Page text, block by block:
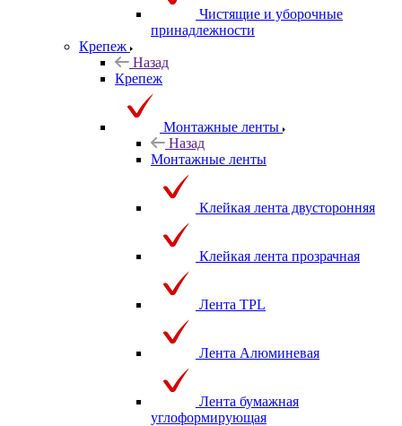
Чистящие и уборочные
принадлежности
Крепеж
Назад
Крепеж
Монтажные ленты
Назад
Монтажные ленты
Клейкая лента двусторонняя
Клейкая лента прозрачная
Лента TPL
Лента Алюминевая
Лента бумажная
углоформирующая